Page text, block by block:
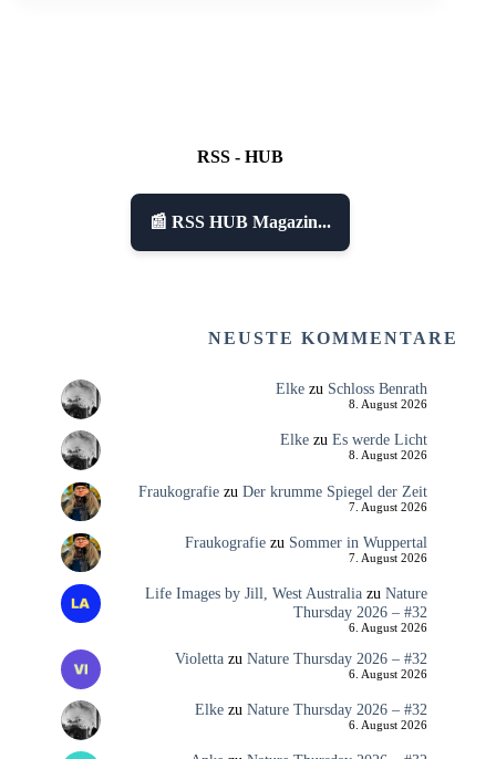
RSS - HUB
📰 RSS HUB Magazin...
NEUSTE KOMMENTARE
Elkezu Schloss Benrath
8. August 2026
Elkezu Es werde Licht
8. August 2026
Fraukografiezu Der krumme Spiegel der Zeit
7. August 2026
Fraukografiezu Sommer in Wuppertal
7. August 2026
Life Images by Jill, West Australiazu Nature
Thursday 2026 – #32
6. August 2026
Violettazu Nature Thursday 2026 – #32
6. August 2026
Elkezu Nature Thursday 2026 – #32
6. August 2026